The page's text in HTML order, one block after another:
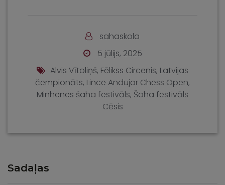
sahaskola
5 jūlijs, 2025
Alvis Vītoliņš, Fēlikss Circenis, Latvijas
čempionāts, Lince Andujar Chess Open,
Minhenes šaha festivāls, Šaha festivāls
Cēsis
Sadaļas